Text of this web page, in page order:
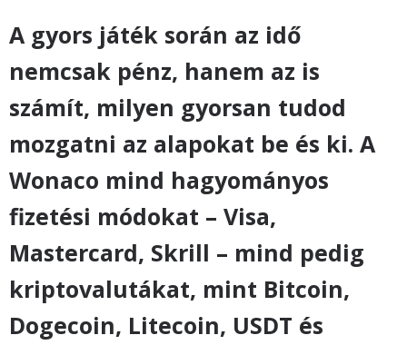
A gyors játék során az idő
nemcsak pénz, hanem az is
számít, milyen gyorsan tudod
mozgatni az alapokat be és ki. A
Wonaco mind hagyományos
fizetési módokat – Visa,
Mastercard, Skrill – mind pedig
kriptovalutákat, mint Bitcoin,
Dogecoin, Litecoin, USDT és